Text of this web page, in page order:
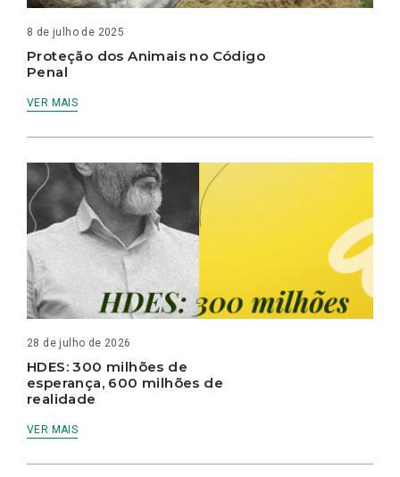
8 de julho de 2025
Proteção dos Animais no Código
Penal
VER MAIS
28 de julho de 2026
HDES: 300 milhões de
esperança, 600 milhões de
realidade
VER MAIS